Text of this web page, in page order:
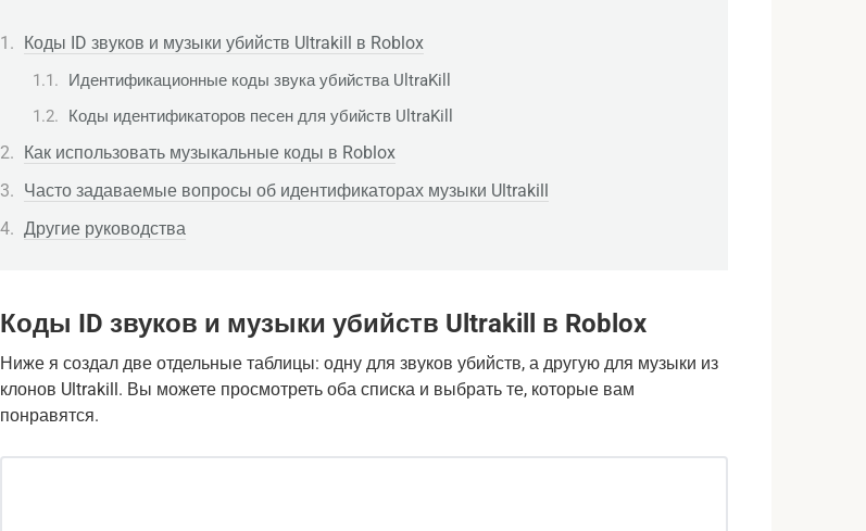
Коды ID звуков и музыки убийств Ultrakill в Roblox
Идентификационные коды звука убийства UltraKill
Коды идентификаторов песен для убийств UltraKill
Как использовать музыкальные коды в Roblox
Часто задаваемые вопросы об идентификаторах музыки Ultrakill
Другие руководства
Коды ID звуков и музыки убийств Ultrakill в Roblox
Ниже я создал две отдельные таблицы: одну для звуков убийств, а другую для музыки из
клонов Ultrakill. Вы можете просмотреть оба списка и выбрать те, которые вам
понравятся.